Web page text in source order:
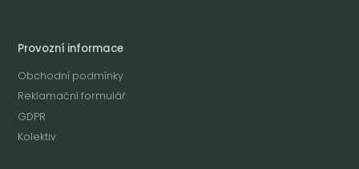
Provozní informace
Obchodní podmínky
Reklamační formulář
GDPR
Kolektiv